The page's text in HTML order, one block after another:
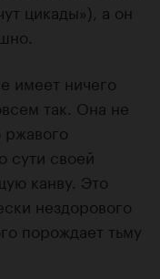
цикады»), а он
имеет ничего
так. Она не
ржавого
сути своей
канву. Это
нездорового
порождает тьму